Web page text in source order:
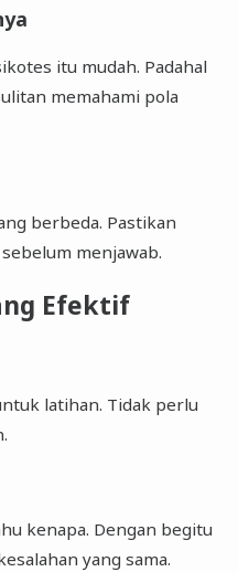
itu mudah. Padahal
memahami pola
berbeda. Pastikan
menjawab.
Efektif
latihan. Tidak perlu
kenapa. Dengan begitu
yang sama.